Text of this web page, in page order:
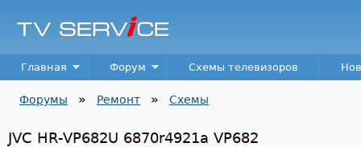
TV
Service
Main menu
Главная Форум Схемы телевизоров
Форумы » Ремонт » Схемы
JVC HR-VP682U 6870r4921a VP682